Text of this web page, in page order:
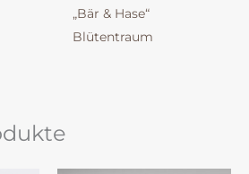
„Bär & Hase“
Blütentraum